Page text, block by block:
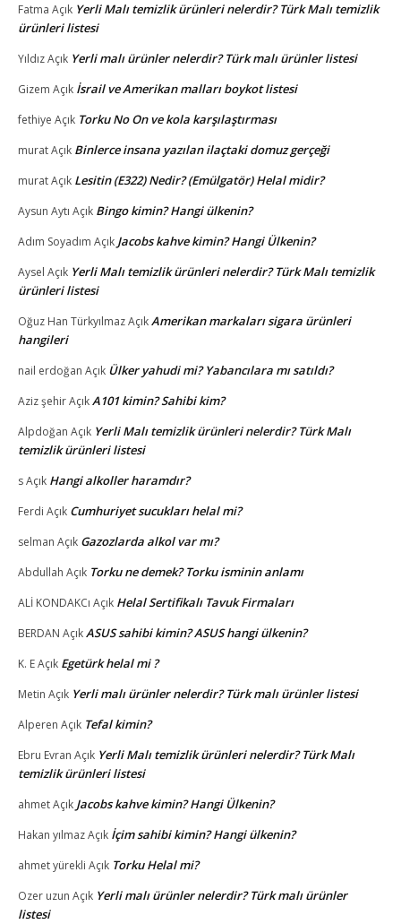
Fatma Açık Yerli Malı temizlik ürünleri nelerdir? Türk Malı temizlik
ürünleri listesi
YıldızAçık Yerli malı ürünler nelerdir? Türk malı ürünler listesi
Gizem Açık İsrail ve Amerikan malları boykot listesi
fethiye Açık Torku No On ve kola karşılaştırması
muratAçık Binlerce insana yazılan ilaçtaki domuz gerçeği
muratAçık Lesitin (E322) Nedir? (Emülgatör) Helal midir?
Aysun Aytı Açık Bingo kimin? Hangi ülkenin?
Adım Soyadım Açık Jacobs kahve kimin? Hangi Ülkenin?
Aysel Açık Yerli Malı temizlik ürünleri nelerdir? Türk Malı temizlik
ürünleri listesi
Oğuz Han TürkyılmazAçıkAmerikan markaları sigara ürünleri
hangileri
nail erdoğan Açık Ülker yahudi mi? Yabancılara mı satıldı?
Aziz şehirAçıkA101 kimin? Sahibi kim?
Alpdoğan Açık Yerli Malı temizlik ürünleri nelerdir? Türk Malı
temizlik ürünleri listesi
sAçık Hangi alkoller haramdır?
Ferdi Açık Cumhuriyet sucukları helal mi?
selman Açık Gazozlarda alkol var mı?
Abdullah Açık Torku ne demek? Torku isminin anlamı
ALİ KONDAKCı Açık Helal Sertifikalı Tavuk Firmaları
BERDAN AçıkASUS sahibi kimin? ASUS hangi ülkenin?
K. EAçık Egetürk helal mi ?
Metin Açık Yerli malı ürünler nelerdir? Türk malı ürünler listesi
Alperen Açık Tefal kimin?
Ebru Evran Açık Yerli Malı temizlik ürünleri nelerdir? Türk Malı
temizlik ürünleri listesi
ahmetAçık Jacobs kahve kimin? Hangi Ülkenin?
Hakan yılmazAçık İçim sahibi kimin? Hangi ülkenin?
ahmet yürekli Açık Torku Helal mi?
Ozer uzun Açık Yerli malı ürünler nelerdir? Türk malı ürünler
listesi